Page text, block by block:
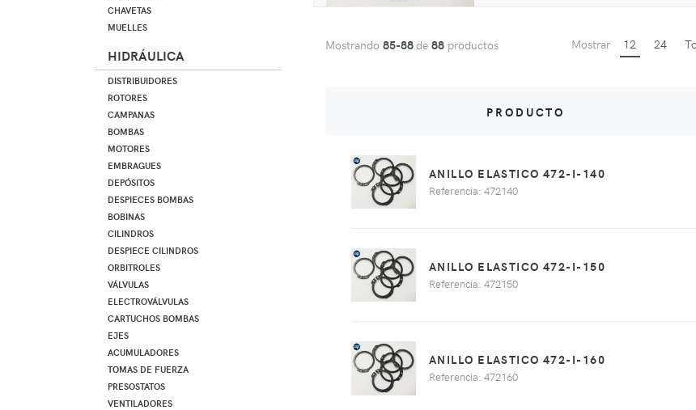
CHAVETAS
MUELLES
HIDRÁULICA
DISTRIBUIDORES
ROTORES
CAMPANAS
BOMBAS
MOTORES
EMBRAGUES
DEPÓSITOS
DESPIECES BOMBAS
BOBINAS
CILINDROS
DESPIECE CILINDROS
ORBITROLES
VÁLVULAS
ELECTROVÁLVULAS
CARTUCHOS BOMBAS
EJES
ACUMULADORES
TOMAS DE FUERZA
PRESOSTATOS
VENTILADORES
Mostrando 85-88de 88 productos Mostrar 12 24
PRODUCTO
ANILLO ELASTICO 472-I-140
Referencia: 472140
ANILLO ELASTICO 472-I-150
Referencia: 472150
ANILLO ELASTICO 472-I-160
Referencia: 472160